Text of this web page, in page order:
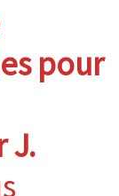
pour
J.